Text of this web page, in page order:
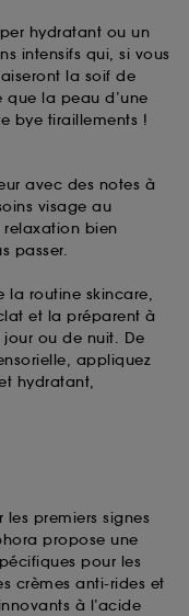
hydratant ou un
intensifs qui, si vous
la soif de
la peau d’une
bye tiraillements !
avec des notes à
visage au
bien
passer.
la routine skincare,
et la préparent à
ou de nuit. De
appliquez
hydratant,
premiers signes
propose une
pour les
crèmes anti-rides et
à l’acide